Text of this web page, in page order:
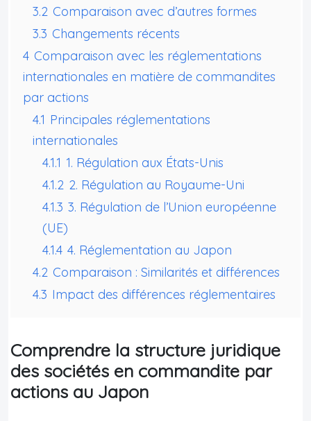
3.2 Comparaison avec d’autres formes
3.3 Changements récents
4 Comparaison avec les réglementations
internationales en matière de commandites
par actions
4.1 Principales réglementations
internationales
4.1.1 1. Régulation aux États-Unis
4.1.2 2. Régulation au Royaume-Uni
4.1.3 3. Régulation de l’Union européenne
(UE)
4.1.4 4. Réglementation au Japon
4.2 Comparaison : Similarités et différences
4.3 Impact des différences réglementaires
Comprendre la structure juridique
des sociétés en commandite par
actions au Japon